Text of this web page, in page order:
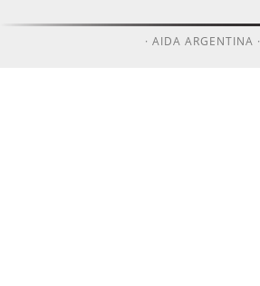
· AIDA ARGENTINA ·